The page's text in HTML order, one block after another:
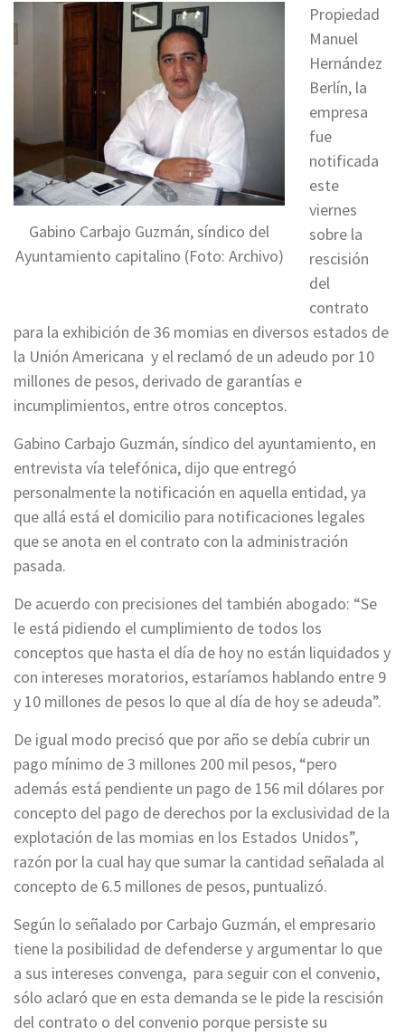
Gabino Carbajo Guzmán, síndico del
Ayuntamiento capitalino (Foto: Archivo)
Propiedad
Manuel
Hernández
Berlín, la
empresa
fue
notificada
este
viernes
sobre la
rescisión
del
contrato
para la exhibición de 36 momias en diversos estados de
la Unión Americana y el reclamó de un adeudo por 10
millones de pesos, derivado de garantías e
incumplimientos, entre otros conceptos.
Gabino Carbajo Guzmán, síndico del ayuntamiento, en
entrevista vía telefónica, dijo que entregó
personalmente la notificación en aquella entidad, ya
que allá está el domicilio para notificaciones legales
que se anota en el contrato con la administración
pasada.
De acuerdo con precisiones del también abogado: “Se
le está pidiendo el cumplimiento de todos los
conceptos que hasta el día de hoy no están liquidados y
con intereses moratorios, estaríamos hablando entre 9
y 10 millones de pesos lo que al día de hoy se adeuda”.
De igual modo precisó que por año se debía cubrir un
pago mínimo de 3 millones 200 mil pesos, “pero
además está pendiente un pago de 156 mil dólares por
concepto del pago de derechos por la exclusividad de la
explotación de las momias en los Estados Unidos”,
razón por la cual hay que sumar la cantidad señalada al
concepto de 6.5 millones de pesos, puntualizó.
Según lo señalado por Carbajo Guzmán, el empresario
tiene la posibilidad de defenderse y argumentar lo que
a sus intereses convenga, para seguir con el convenio,
sólo aclaró que en esta demanda se le pide la rescisión
del contrato o del convenio porque persiste su